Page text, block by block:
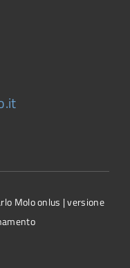
Molo onlus | versione